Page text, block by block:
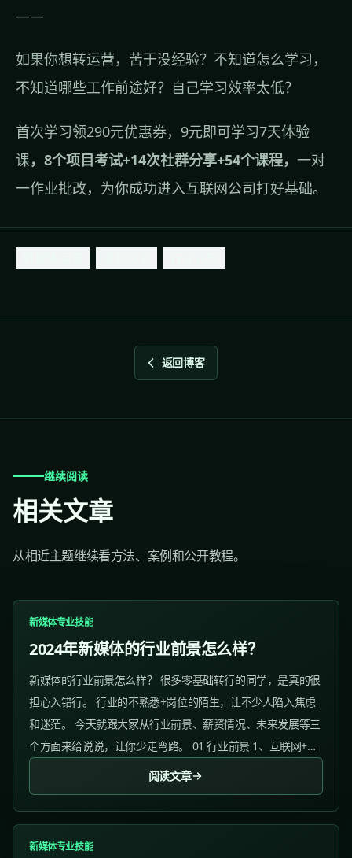
——
如果你想转运营，苦于没经验？不知道怎么学习，
不知道哪些工作前途好？自己学习效率太低？
首次学习领290元优惠券， 9元即可学习7天体验
课，8个项目考试+14次社群分享+54个课程， 一对
一作业批改，为你成功进入互联网公司打好基础。
返回博客
继续阅读
相关文章
从相近主题继续看方法、案例和公开教程。
新媒体专业技能
2024年新媒体的行业前景怎么样？
新媒体的行业前景怎么样？ 很多零基础转行的同学，是真的很
担心入错行。 行业的不熟悉+岗位的陌生，让不少人陷入焦虑
和迷茫。 今天就跟大家从行业前景、薪资情况、未来发展等三
个方面来给说说，让你少走弯路。 01 行业前景 1、互联网+的
阅读文章
新媒体专业技能